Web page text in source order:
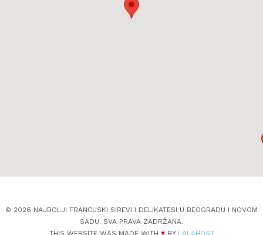
© 2026 NAJBOLJI FRANCUSKI SIREVI I DELIKATESI U BEOGRADU I NOVOM
SADU. SVA PRAVA ZADRŽANA.
THIS WEBSITE WAS MADE WITH ♥BY LALAHOST